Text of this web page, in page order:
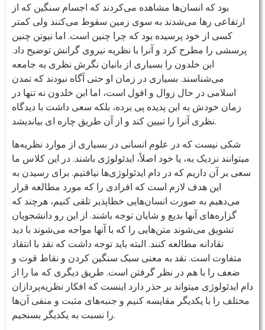
بود که انسان‌ها مشاهده می‌کردند که اجسام سنگین که از
ارتفاعی رها می‌شدند به سوی زمین سقوط می‌کنند ولی کمتر
کسی از خود پرسیده بود که چرا چنین است. اما نیوتن چنین
پرسشی را مطرح کرد و آنرا با نظریه نیروی گرانش توضیح داد.
ابن خلدون را بسیاری از بانیان نگرش نظری به جامعه
می‌شناسند. بسیاری در زمان او حتی آگاه نبودند که تمدن
اسلامی در حال زوال و افول است، اما ابن خلدون نه تنها در
زمان خودش به این پدیده پی برده، بلکه سعی داشت با دیدگاه
نظری آنرا را تبیین کند و از آن طریق چاره ای بیاندیشد.
شکی نیست که در علوم انسانی در بسیاری از موارد نظریه‌ها
میتوانند نزدیک به، یا خود اصلاً، ایدئولوژی باشند. در این کلاس ما
سعی بر آن داریم که در دام ایدئولوژی‌ها نیافتیم. برای رسیدن به
این هدف لازم است که افرادی را که مورد مطالعه قرار
می‌دهیم به صورت انسان‌هایی خطاپذیر تلقی کنیم، هرچند که
گزاره‌های آنها بدیع و شایان توجه باشند. از این رو دانشجویان
تشویق می‌شوند متن‌هایی را که با آنها مواجه می‌شوند با دید
نقادانه مطالعه کنند. البته باید توجه داشت که نقد با انتقاد
متفاوت است. نقد به معنی سبک سنگین کردن و نقاط قوت و
ضعف را با هم در نظر گرفتن است. طریق دیگری که ما را از
دام ایدئولوژی میتواند بر حذر دارد اینست که افکار نظریه‌پردازان
مختلف را با یکدیگر مقایسه کنیم و جنبه‌های مثبت و منفی آن‌ها
را نسبت به یکدیگر بسنجیم.